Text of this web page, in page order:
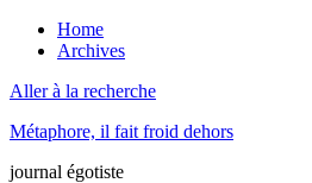
Home
Archives
Aller à la recherche
Métaphore, il fait froid dehors
journal égotiste